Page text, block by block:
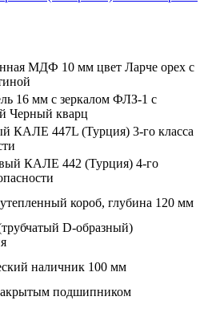
МДФ 10 мм цвет Ларче орех с
16 мм с зеркалом ФЛЗ-1 с
Черный кварц
КАЛЕ 447L (Турция) 3-го класса
КАЛЕ 442 (Турция) 4-го
короб, глубина 120 мм
D-образный)
наличник 100 мм
подшипником